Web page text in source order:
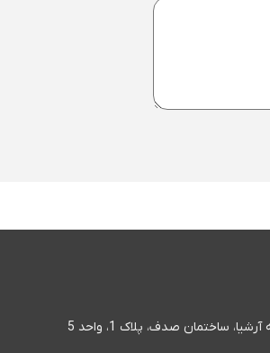
ساختمان صدف، پلاک 1، واحد 5